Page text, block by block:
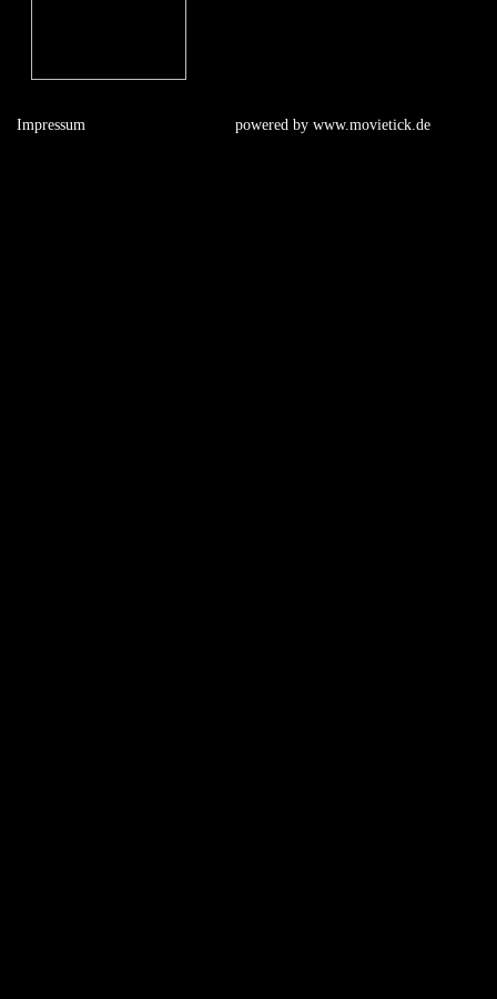
Impressum powered by www.movietick.de